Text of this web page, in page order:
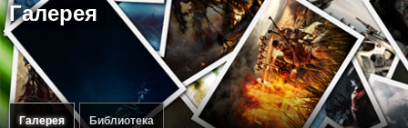
Галерея Библиотека
Галерея